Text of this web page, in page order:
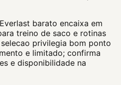
barato encaixa em
treino de saco e rotinas
privilegia bom ponto
e limitado; confirma
e disponibilidade na